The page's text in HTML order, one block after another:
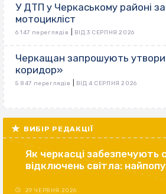
У ДТП у Черкаському районі
мотоцикліст
6 147 переглядів ВІД 3 СЕРПНЯ 2026
Черкащан запрошують
коридор»
5 847 переглядів ВІД 4 СЕРПНЯ 2026
ВИБІР РЕДАКЦІЇ
Як черкасці забезпечують
відключень світла:
29 ЧЕРВНЯ 2026